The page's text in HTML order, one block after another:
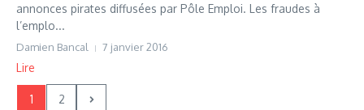
annonces pirates diffusées par Pôle Emploi. Les fraudes à
l’emplo...
Damien Bancal 7 janvier 2016
Lire
1 2